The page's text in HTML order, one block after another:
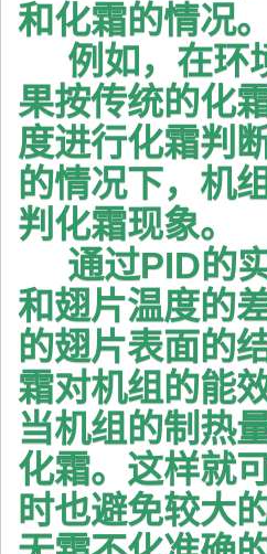
和化霜的情况。
例如，在环
果按传统的化
度进行化霜判
的情况下，机
判化霜现象。
通过PID的实
和翅片温度的
的翅片表面的
霜对机组的能
当机组的制热
化霜。这样就
时也避免较大